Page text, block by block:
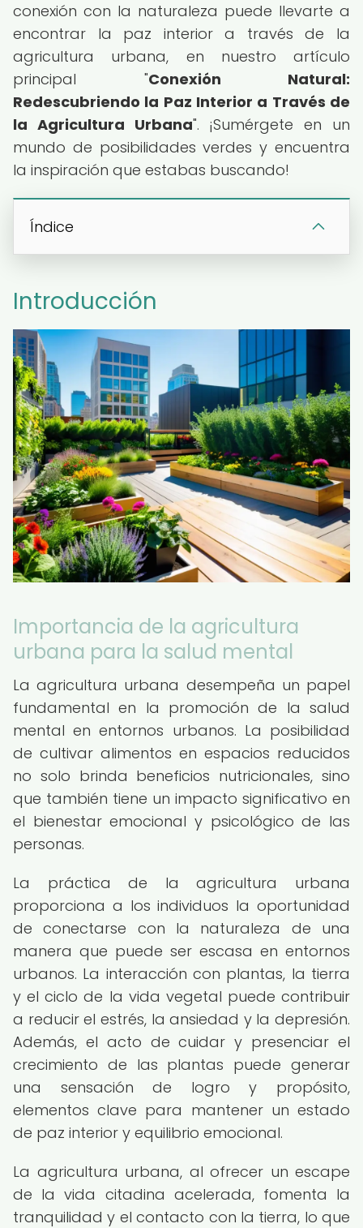
conexión con la naturaleza puede llevarte a
encontrar la paz interior a través de la
agricultura urbana, en nuestro artículo
principal "Conexión Natural:
Redescubriendo la Paz Interior a Través de
la Agricultura Urbana". ¡Sumérgete en un
mundo de posibilidades verdes y encuentra
la inspiración que estabas buscando!
Índice
Introducción
Importancia de la agricultura
urbana para la salud mental
La agricultura urbana desempeña un papel
fundamental en la promoción de la salud
mental en entornos urbanos. La posibilidad
de cultivar alimentos en espacios reducidos
no solo brinda beneficios nutricionales, sino
que también tiene un impacto significativo en
el bienestar emocional y psicológico de las
personas.
La práctica de la agricultura urbana
proporciona a los individuos la oportunidad
de conectarse con la naturaleza de una
manera que puede ser escasa en entornos
urbanos. La interacción con plantas, la tierra
y el ciclo de la vida vegetal puede contribuir
a reducir el estrés, la ansiedad y la depresión.
Además, el acto de cuidar y presenciar el
crecimiento de las plantas puede generar
una sensación de logro y propósito,
elementos clave para mantener un estado
de paz interior y equilibrio emocional.
La agricultura urbana, al ofrecer un escape
de la vida citadina acelerada, fomenta la
tranquilidad y el contacto con la tierra, lo que